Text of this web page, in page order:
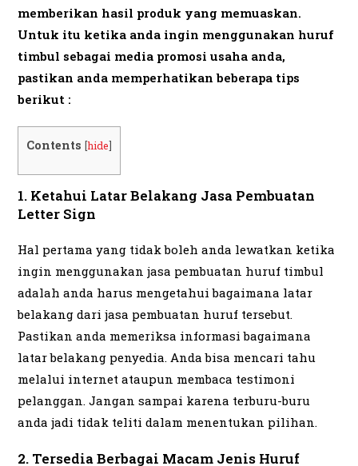
memberikan hasil produk yang memuaskan.
Untuk itu ketika anda ingin menggunakan huruf
timbul sebagai media promosi usaha anda,
pastikan anda memperhatikan beberapa tips
berikut :
Contents [hide]
1. Ketahui Latar Belakang Jasa Pembuatan
Letter Sign
Hal pertama yang tidak boleh anda lewatkan ketika
ingin menggunakan jasa pembuatan huruf timbul
adalah anda harus mengetahui bagaimana latar
belakang dari jasa pembuatan huruf tersebut.
Pastikan anda memeriksa informasi bagaimana
latar belakang penyedia. Anda bisa mencari tahu
melalui internet ataupun membaca testimoni
pelanggan. Jangan sampai karena terburu-buru
anda jadi tidak teliti dalam menentukan pilihan.
2. Tersedia Berbagai Macam Jenis Huruf